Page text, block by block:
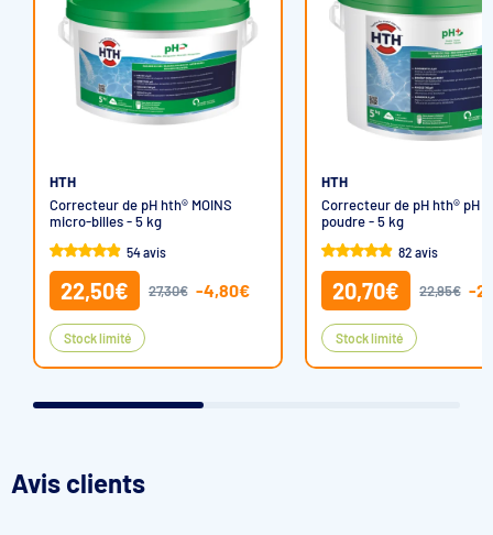
HTH
Correcteur de pH hth® MOINS
micro-billes - 5 kg
54 avis
22,50€ 27,30€ -4,80€
Stock limité
HTH
Correcteur de pH hth® pH
poudre - 5 kg
82 avis
20,70€ 22,95€ -
Stock limité
Avis clients